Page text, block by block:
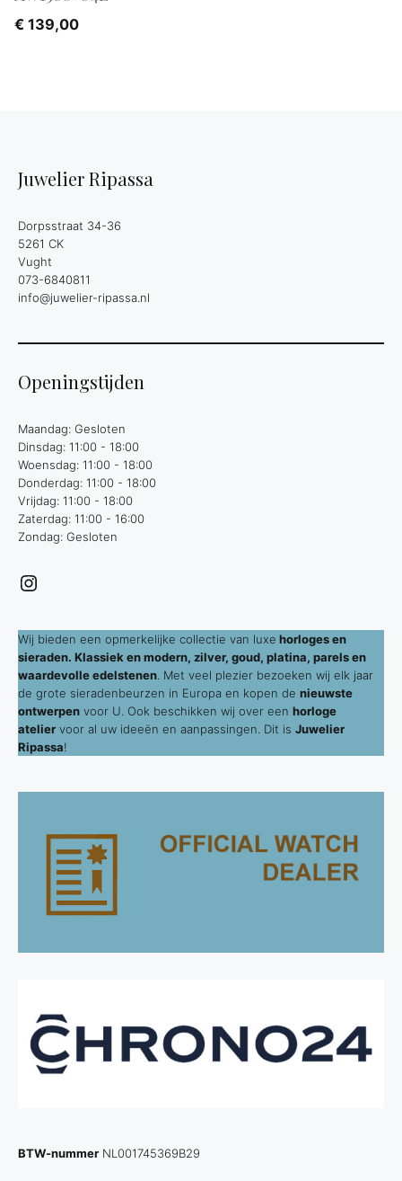
€ 139,00
Juwelier Ripassa
Dorpsstraat 34-36
5261 CK
Vught
073-6840811
info@juwelier-ripassa.nl
Openingstijden
Maandag: Gesloten
Dinsdag: 11:00 - 18:00
Woensdag: 11:00 - 18:00
Donderdag: 11:00 - 18:00
Vrijdag: 11:00 - 18:00
Zaterdag: 11:00 - 16:00
Zondag: Gesloten
Instagram
Wij bieden een opmerkelijke collectie van luxe horloges en
sieraden. Klassiek en modern, zilver, goud, platina, parels en
waardevolle edelstenen . Met veel plezier bezoeken wij elk jaar
de grote sieradenbeurzen in Europa en kopen de nieuwste
ontwerpen voor U. Ook beschikken wij over een horloge
atelier voor al uw ideeën en aanpassingen. Dit is Juwelier
Ripassa!
BTW-nummer NL001745369B29